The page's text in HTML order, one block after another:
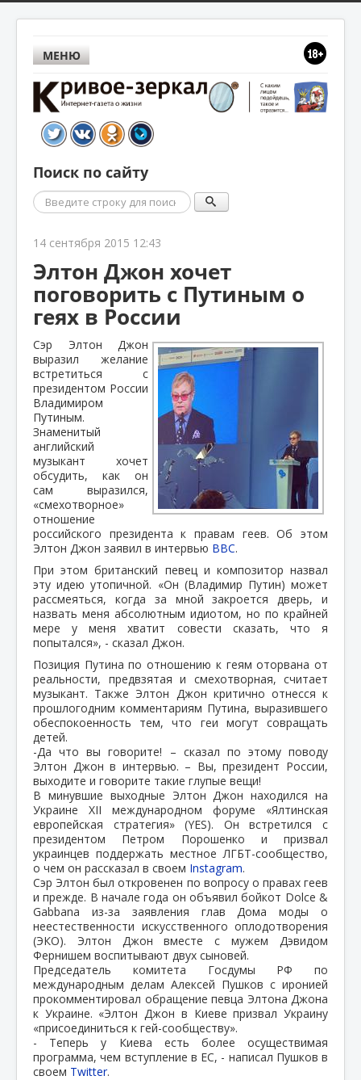
МЕНЮ
Поиск по сайту
Поиск
14 сентября 2015 12:43
Элтон Джон хочет
поговорить с Путиным о
геях в России
Сэр Элтон Джон
выразил желание
встретиться с
президентом России
Владимиром
Путиным.
Знаменитый
английский
музыкант хочет
обсудить, как он
сам выразился,
«смехотворное»
отношение
российского президента к правам геев. Об этом
Элтон Джон заявил в интервью BBC.
При этом британский певец и композитор назвал
эту идею утопичной. «Он (Владимир Путин) может
рассмеяться, когда за мной закроется дверь, и
назвать меня абсолютным идиотом, но по крайней
мере у меня хватит совести сказать, что я
попытался», - сказал Джон.
Позиция Путина по отношению к геям оторвана от
реальности, предвзятая и смехотворная, считает
музыкант. Также Элтон Джон критично отнесся к
прошлогодним комментариям Путина, выразившего
обеспокоенность тем, что геи могут совращать
детей.
-Да что вы говорите! – сказал по этому поводу
Элтон Джон в интервью. – Вы, президент России,
выходите и говорите такие глупые вещи!
В минувшие выходные Элтон Джон находился на
Украине XII международном форуме «Ялтинская
европейская стратегия» (YES). Он встретился с
президентом Петром Порошенко и призвал
украинцев поддержать местное ЛГБТ-сообщество,
о чем он рассказал в своем Instagram.
Сэр Элтон был откровенен по вопросу о правах геев
и прежде. В начале года он объявил бойкот Dolce &
Gabbana из-за заявления глав Дома моды о
неестественности искусственного оплодотворения
(ЭКО). Элтон Джон вместе с мужем Дэвидом
Фернишем воспитывают двух сыновей.
Председатель комитета Госдумы РФ по
международным делам Алексей Пушков с иронией
прокомментировал обращение певца Элтона Джона
к Украине. «Элтон Джон в Киеве призвал Украину
«присоединиться к гей-сообществу».
- Теперь у Киева есть более осуществимая
программа, чем вступление в ЕС, - написал Пушков в
своем Twitter.